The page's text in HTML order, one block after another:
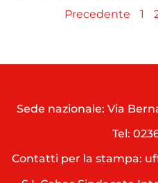
Precedente 1
Sede nazionale: Via
Tel:
Contatti per la stampa: